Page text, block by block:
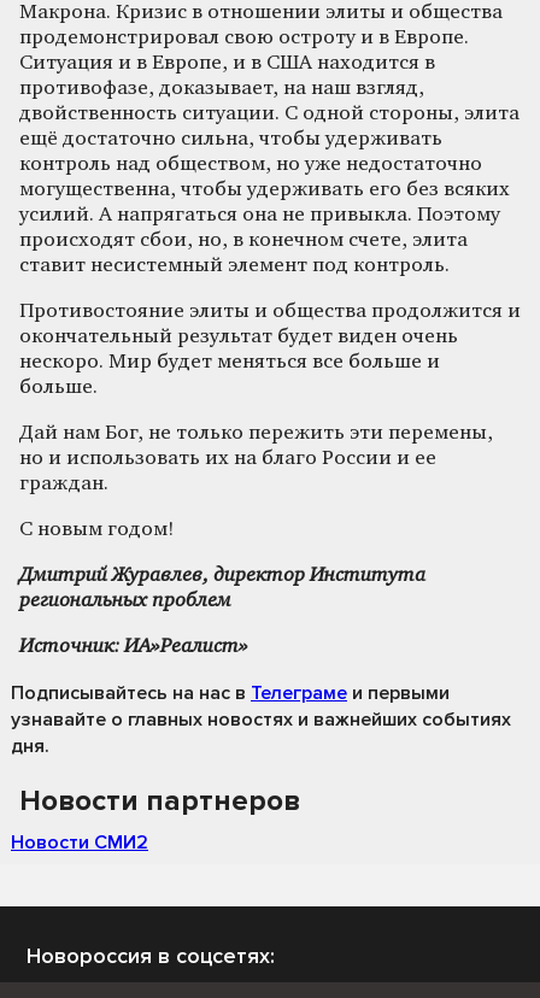
Макрона. Кризис в отношении элиты и общества
продемонстрировал свою остроту и в Европе.
Ситуация и в Европе, и в США находится в
противофазе, доказывает, на наш взгляд,
двойственность ситуации. С одной стороны, элита
ещё достаточно сильна, чтобы удерживать
контроль над обществом, но уже недостаточно
могущественна, чтобы удерживать его без всяких
усилий. А напрягаться она не привыкла. Поэтому
происходят сбои, но, в конечном счете, элита
ставит несистемный элемент под контроль.
Противостояние элиты и общества продолжится и
окончательный результат будет виден очень
нескоро. Мир будет меняться все больше и
больше.
Дай нам Бог, не только пережить эти перемены,
но и использовать их на благо России и ее
граждан.
С новым годом!
Дмитрий Журавлев, директор Института
региональных проблем
Источник: ИА»Реалист»
Подписывайтесь на нас в Телеграме и первыми
узнавайте о главных новостях и важнейших событиях
дня.
Новости партнеров
Новости СМИ2
Новороссия в соцсетях: